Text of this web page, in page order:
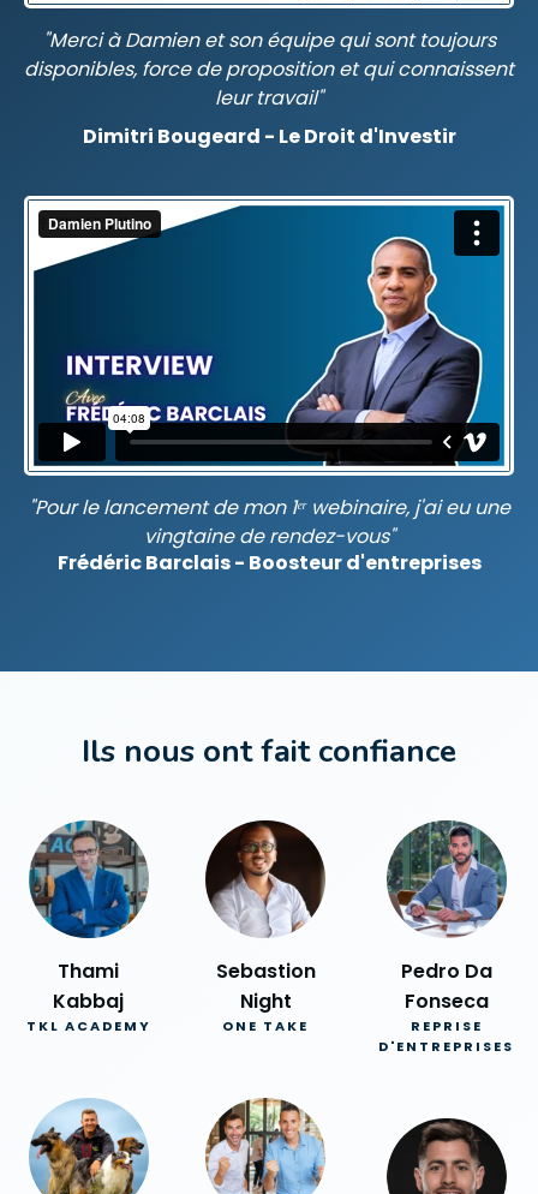
"Merci à Damien et son équipe qui sont toujours
disponibles, force de proposition etqui connaissent
leur travail"
Dimitri Bougeard - Le Droit d'Investir
"Pour le lancement de mon 1ᵉʳ webinaire, j'ai eu une
vingtaine de rendez-vous"
Frédéric Barclais - Boosteur d'entreprises
Ils nous ont fait confiance
Thami
Kabbaj
TKL ACADEMY
Sebastion
Night
ONE TAKE
Pedro Da
Fonseca
REPRISE
D'ENTREPRISES